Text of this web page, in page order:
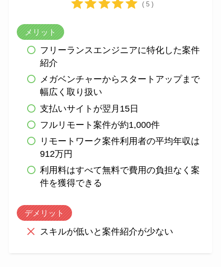
( 5 )
メリット
フリーランスエンジニアに特化した案件
紹介
メガベンチャーからスタートアップまで
幅広く取り扱い
支払いサイトが翌月15日
フルリモート案件が約1,000件
リモートワーク案件利用者の平均年収は
912万円
利用料はすべて無料で費用の負担なく案
件を獲得できる
デメリット
スキルが低いと案件紹介が少ない